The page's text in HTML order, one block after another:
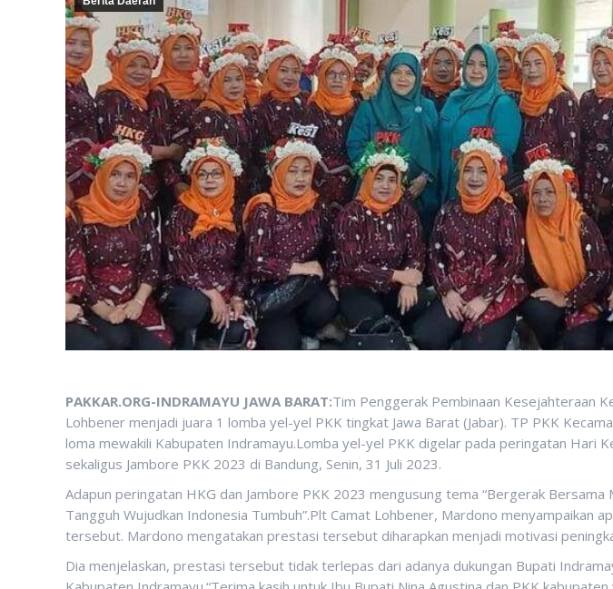
PAKKAR.ORG-INDRAMAYU JAWA BARAT:Tim Penggerak Pembinaan Kesejahteraan
Lohbener menjadi juara 1 lomba yel-yel PKK tingkat Jawa Barat (Jabar). TP PKK
loma mewakili Kabupaten Indramayu.Lomba yel-yel PKK digelar pada peringatan Hari
sekaligus Jambore PKK 2023 di Bandung, Senin, 31 Juli 2023.
Adapun peringatan HKG dan Jambore PKK 2023 mengusung tema “Bergerak Bersama
Tangguh Wujudkan Indonesia Tumbuh”.Plt Camat Lohbener, Mardono menyampaikan
tersebut. Mardono mengatakan prestasi tersebut diharapkan menjadi motivasi
Dia menjelaskan, prestasi tersebut tidak terlepas dari adanya dukungan Bupati